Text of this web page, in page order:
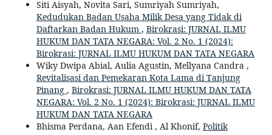
Siti Aisyah, Novita Sari, Sumriyah Sumriyah,
Kedudukan Badan Usaha Milik Desa yang Tidak di
Daftarkan Badan Hukum , Birokrasi: JURNAL ILMU
HUKUM DAN TATA NEGARA: Vol. 2 No. 1 (2024):
Birokrasi: JURNAL ILMU HUKUM DAN TATA NEGARA
Wiky Dwipa Abial, Aulia Agustin, Mellyana Candra ,
Revitalisasi dan Pemekaran Kota Lama di Tanjung
Pinang , Birokrasi: JURNAL ILMU HUKUM DAN TATA
NEGARA: Vol. 2 No. 1 (2024): Birokrasi: JURNAL ILMU
HUKUM DAN TATA NEGARA
Bhisma Perdana, Aan Efendi , Al Khonif, Politik